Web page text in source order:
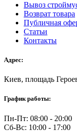
Вывоз
Возврат товара
Публичная
Статьи
Контакты
Адрес:
Киев, площадь
График работы:
Пн-Пт: 08:00 - 20:00
Сб-Вс: 10:00 - 17:00